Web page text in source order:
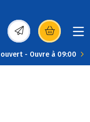
(s’ouvre dans une
- Ouvre à 09:00